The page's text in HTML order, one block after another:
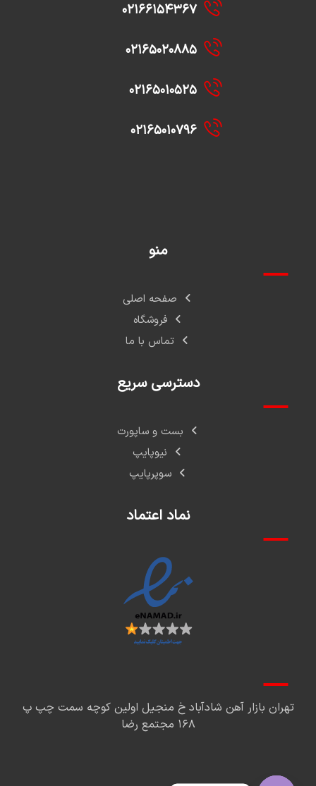
۰۲۱۶۶۱۵۴۳۶۷
۰۲۱۶۵۰۲۰۸۸۵
۰۲۱۶۵۰۱۰۵۲۵
۰۲۱۶۵۰۱۰۷۹۶
منو
صفحه اصلی
فروشگاه
تماس با ما
دسترسی سریع
بست و ساپورت
نیوپایپ
سوپرپایپ
نماد اعتماد
تهران بازار آهن شادآباد خ منجیل اولین کوچه سمت چپ پ
۱۶۸ مجتمع رضا